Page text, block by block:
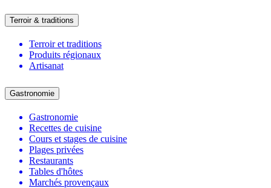
Terroir & traditions
Terroir et traditions
Produits régionaux
Artisanat
Gastronomie
Gastronomie
Recettes de cuisine
Cours et stages de cuisine
Plages privées
Restaurants
Tables d'hôtes
Marchés provençaux